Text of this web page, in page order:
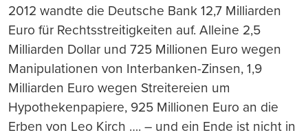
2012 wandte die Deutsche Bank 12,7 Milliarden
Euro für Rechtsstreitigkeiten auf. Alleine 2,5
Milliarden Dollar und 725 Millionen Euro wegen
Manipulationen von Interbanken-Zinsen, 1,9
Milliarden Euro wegen Streitereien um
Hypothekenpapiere, 925 Millionen Euro an die
Erben von Leo Kirch …. – und ein Ende ist nicht in